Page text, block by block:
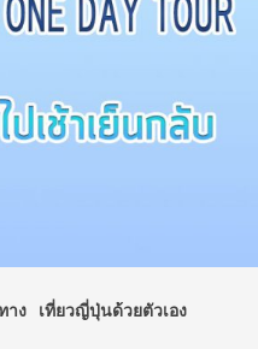
าง เที่ยวญี่ปุ่นด้วยตัวเอง